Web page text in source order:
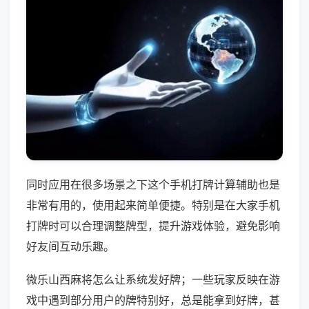
同时应用在很多场景之下这个手机打牌计算辅助也是
非常有用的，使用起来简单便捷。特别是在大家手机
打牌时可以合理调整牌型，提升游戏体验，避免影响
好友间互动乐趣。
微乐山西麻将怎么让系统发好牌；一些玩家反映在游
戏中遇到部分用户的牌特别好，总是能拿到好牌，甚